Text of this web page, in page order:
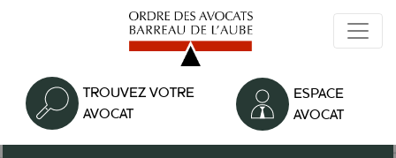
principal
TROUVEZ VOTRE
AVOCAT
ESPACE
AVOCAT